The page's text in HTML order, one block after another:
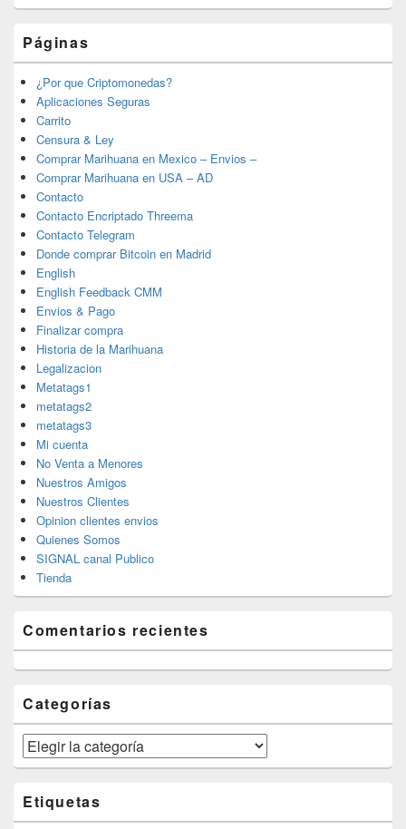
Páginas
¿Por que Criptomonedas?
Aplicaciones Seguras
Carrito
Censura & Ley
Comprar Marihuana en Mexico – Envios –
Comprar Marihuana en USA – AD
Contacto
Contacto Encriptado Threema
Contacto Telegram
Donde comprar Bitcoin en Madrid
English
English Feedback CMM
Envios & Pago
Finalizar compra
Historia de la Marihuana
Legalizacion
Metatags1
metatags2
metatags3
Mi cuenta
No Venta a Menores
Nuestros Amigos
Nuestros Clientes
Opinion clientes envios
Quienes Somos
SIGNAL canal Publico
Tienda
Comentarios recientes
Categorías
Categorías
Etiquetas